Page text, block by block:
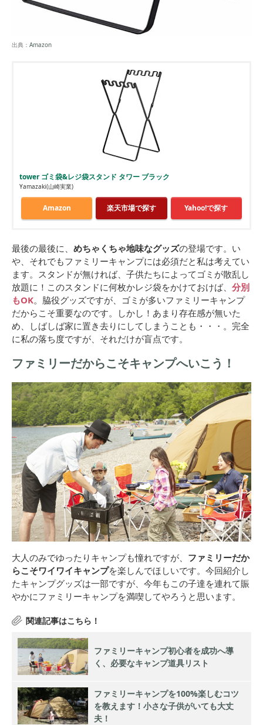
出典： Amazon
tower ゴミ袋&レジ袋スタンド タワー ブラック
Yamazaki(山崎実業)
Amazon 楽天市場で探す Yahoo!で探す
最後の最後に、 めちゃくちゃ地味なグッズの登場です。い
や、それでもファミリーキャンプには必須だと私は考えてい
ます。スタンドが無ければ、子供たちによってゴミが散乱し
放題に！このスタンドに何枚かレジ袋をかけておけば、 分別
もOK。脇役グッズですが、ゴミが多いファミリーキャンプ
だからこそ重要なのです。しかし！あまり存在感が無いた
め、しばしば家に置き去りにしてしまうことも・・・。完全
に私の落ち度ですが、それだけが盲点です。
ファミリーだからこそキャンプへいこう！
大人のみでゆったりキャンプも憧れですが、 ファミリーだか
らこそワイワイキャンプを楽しんでほしいです。今回紹介し
たキャンプグッズは一部ですが、今年もこの子達を連れて賑
やかにファミリーキャンプを満喫してやろうと思います。
ファミリーキャンプ初心者を成功へ導
く、必要なキャンプ道具リスト
ファミリーキャンプを100%楽しむコツ
を教えます！小さな子供がいても大丈
夫！